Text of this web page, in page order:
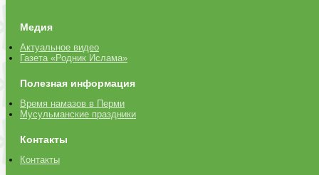
Медия
Актуальное видео
Газета «Родник Ислама»
Полезная информация
Время намазов в Перми
Мусульманские праздники
Контакты
Контакты